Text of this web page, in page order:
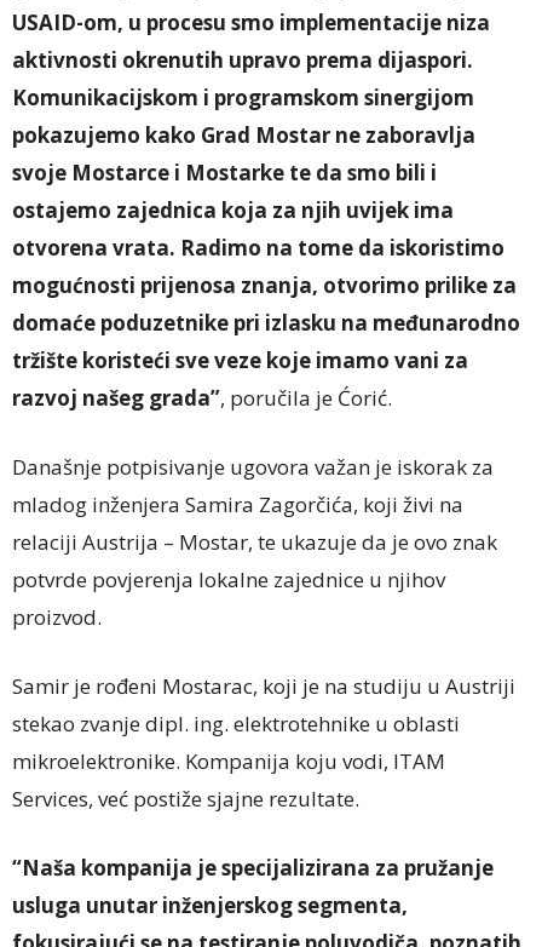
USAID-om, u procesu smo implementacije niza
aktivnosti okrenutih upravo prema dijaspori.
Komunikacijskom i programskom sinergijom
pokazujemo kako Grad Mostar ne zaboravlja
svoje Mostarce i Mostarke te da smo bili i
ostajemo zajednica koja za njih uvijek ima
otvorena vrata. Radimo na tome da iskoristimo
mogućnosti prijenosa znanja, otvorimo prilike za
domaće poduzetnike pri izlasku na međunarodno
tržište koristeći sve veze koje imamo vani za
razvoj našeg grada”, poručila je Ćorić.
Današnje potpisivanje ugovora važan je iskorak za
mladog inženjera Samira Zagorčića, koji živi na
relaciji Austrija – Mostar, te ukazuje da je ovo znak
potvrde povjerenja lokalne zajednice u njihov
proizvod.
Samir je rođeni Mostarac, koji je na studiju u Austriji
stekao zvanje dipl. ing. elektrotehnike u oblasti
mikroelektronike. Kompanija koju vodi, ITAM
Services, već postiže sjajne rezultate.
“Naša kompanija je specijalizirana za pružanje
usluga unutar inženjerskog segmenta,